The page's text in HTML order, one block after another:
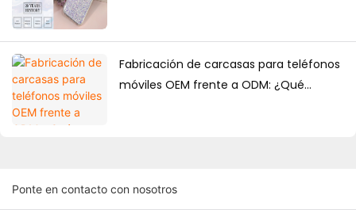
Fabricación de carcasas para teléfonos
móviles OEM frente a ODM: ¿Qué
Ponte en contacto con nosotros